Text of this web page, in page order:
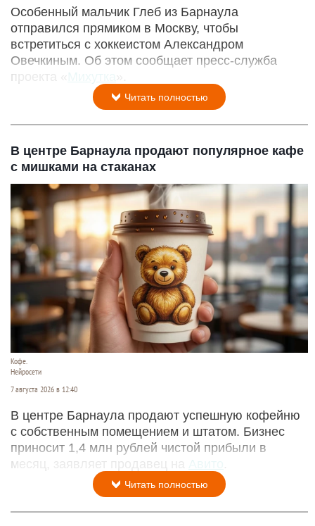
Особенный мальчик Глеб из Барнаула
отправился прямиком в Москву, чтобы
встретиться с хоккеистом Александром
Овечкиным. Об этом сообщает пресс-служба
проекта « Михутка
Читать полностью
В центре Барнаула продают популярное кафе
с мишками на стаканах
Кофе.
Нейросети
7 августа 2026 в 12:40
В центре Барнаула продают успешную кофейню
с собственным помещением и штатом. Бизнес
приносит 1,4 млн рублей чистой прибыли в
месяц, заявляет продавец на
Авито
Читать полностью